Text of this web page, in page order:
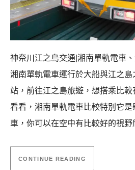
神奈川江之島交通|湘南單軌電車
湘南單軌電車運行於大船與江之
站，前往江之島旅遊，想搭乘比
看看，湘南單軌電車比較特別它
車，你可以在空中有比較好的視
CONTINUE READING